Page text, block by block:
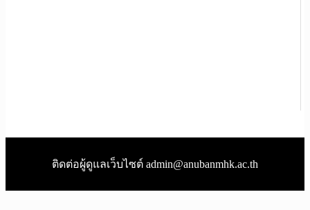
ติดต่อผู้ดูแลเว็บไซต์ admin@anubanmhk.ac.th